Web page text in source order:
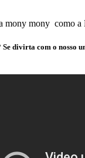
mony mony como a
Se divirta com o nosso